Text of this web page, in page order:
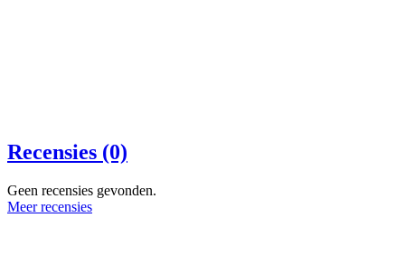
Recensies (0)
Geen recensies gevonden.
Meer recensies